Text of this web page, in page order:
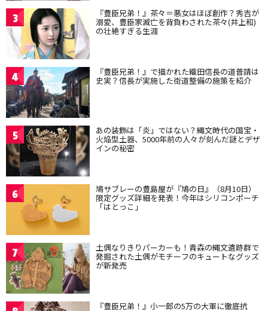
3 『豊臣兄弟！』茶々＝悪女はほぼ創作？秀吉が
溺愛、豊臣家滅亡を背負わされた茶々(井上和)
の壮絶すぎる生涯
4 『豊臣兄弟！』で描かれた織田信長の道普請は
史実？信長が実施した街道整備の施策を紹介
5 あの装飾は「炎」ではない？縄文時代の国宝・
火焔型土器、5000年前の人々が刻んだ謎とデザ
インの秘密
6 鳩サブレーの豊島屋が『鳩の日』（8月10日）
限定グッズ詳細を発表！今年はシリコンポーチ
「はとっこ」
7 土偶なりきりパーカーも！青森の縄文遺跡群で
発掘された土偶がモチーフのキュートなグッズ
が新発売
『豊臣兄弟！』小一郎の5万の大軍に徹底抗